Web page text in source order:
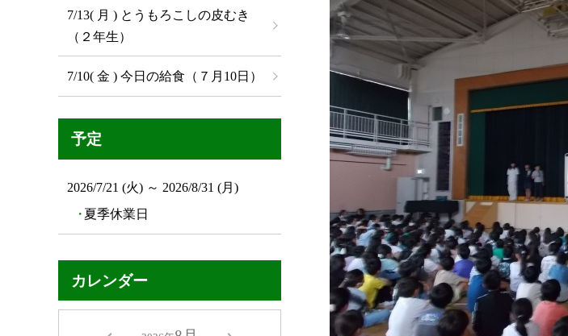
7/13( 月 ) とうもろこしの皮むき
（２年生）
7/10( 金 ) 今日の給食（７月10日）
予定
2026/7/21 (火) ～ 2026/8/31 (月)
夏季休業日
カレンダー